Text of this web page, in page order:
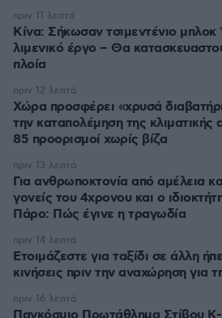
Κίνα: Σήκωσαν τσιμεντένιο
λιμενικό έργο – Θα
πλοία
πριν 11 λεπτά
Χώρα προσφέρει «χρυσά
την καταπολέμηση της
85 προορισμοί χωρίς βίζα
πριν 12 λεπτά
Για ανθρωποκτονία από αμέλεια
γονείς του 4χρονου και ο
Πάρο: Πώς έγινε η τραγωδία
πριν 13 λεπτά
Ετοιμάζεστε για ταξίδι σε άλλη
κινήσεις πριν την αναχώρηση για
πριν 14 λεπτά
πριν 16 λεπτά